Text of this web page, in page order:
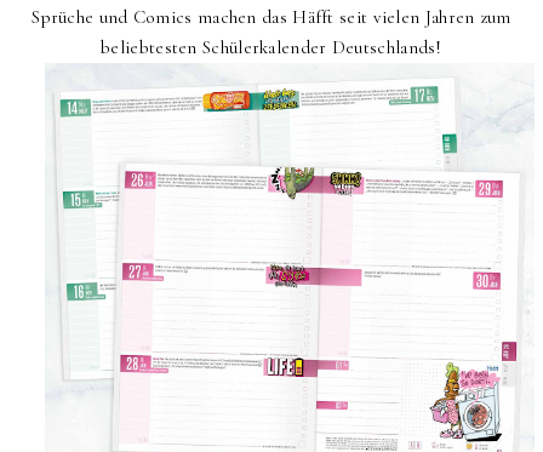
Sprüche und Comics machen das Häfft seit vielen Jahren zum
beliebtesten Schülerkalender Deutschlands!